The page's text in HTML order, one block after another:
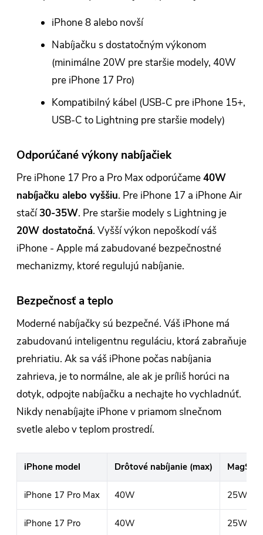
iPhone 8 alebo novší
Nabíjačku s dostatočným výkonom
(minimálne 20W pre staršie modely, 40W
pre iPhone 17 Pro)
Kompatibilný kábel (USB-C pre iPhone 15+,
USB-C to Lightning pre staršie modely)
Odporúčané výkony nabíjačiek
Pre iPhone 17 Pro a Pro Max odporúčame40W
nabíjačku alebo vyššiu. Pre iPhone 17 a iPhone Air
stačí30-35W. Pre staršie modely s Lightning je
20W dostatočná. Vyšší výkon nepoškodí váš
iPhone - Apple má zabudované bezpečnostné
mechanizmy, ktoré regulujú nabíjanie.
Bezpečnosť a teplo
Moderné nabíjačky sú bezpečné. Váš iPhone má
zabudovanú inteligentnu reguláciu, ktorá zabraňuje
prehriatiu. Ak sa váš iPhone počas nabíjania
zahrieva, je to normálne, ale ak je príliš horúci na
dotyk, odpojte nabíjačku a nechajte ho vychladnúť.
Nikdy nenabíjajte iPhone v priamom slnečnom
svetle alebo v teplom prostredí.
iPhone model Drôtové nabíjanie (max)
iPhone 17 Pro Max 40W 25W
iPhone 17 Pro 40W 25W